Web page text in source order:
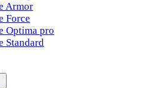
Armor
Force
Optima pro
Standard